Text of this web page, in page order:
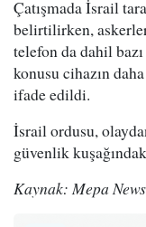
Çatışmada İsrail
belirtilirken,
telefon da dahil
konusu cihazın
ifade edildi.
İsrail ordusu,
güvenlik
Kaynak: Mepa News